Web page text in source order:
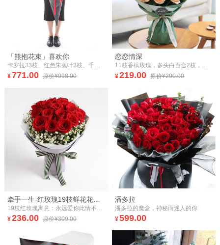
「熊抱花束」喜欢你
卡罗拉33枝、红色朱蕉叶3枝、千代兰7枝、大红色多头玫1.5扎
¥771.00 原价¥998.00
恋恋情深
11枝香槟玫瑰，多头白百合2枝，栀子叶8枝
¥219.00 原价¥290.00
牵手一生-红玫瑰19枝鲜花花束速递情人节女朋友生日礼物
¥236.00 原价¥309.00
潘多拉
潘多拉的魔盒，神秘而迷人的你
¥599.00